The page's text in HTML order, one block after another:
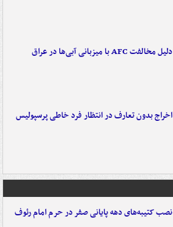
دلیل مخالفت AFC با میزبانی آبی‌ها در عراق
اخراج بدون تعارف در انتظار فرد خاطی پرسپولیس
نصب کتیبه‌های دهه پایانی صفر در حرم امام رئوف